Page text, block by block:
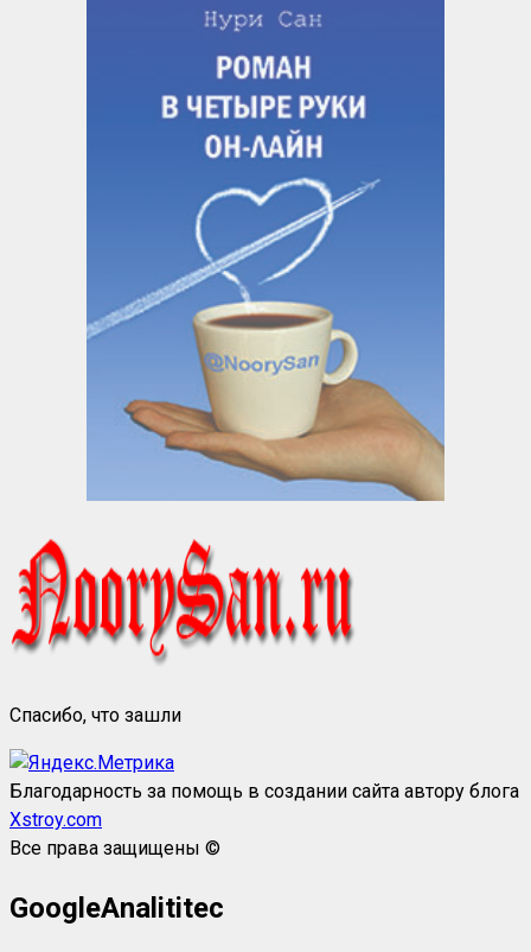
Спасибо, что зашли
Благодарность за помощь в создании сайта автору блога
Xstroy.com
Все права защищены ©
GoogleAnalititec